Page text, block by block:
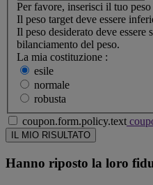
Per favore, inserisci il tuo
Il peso target deve essere
Il peso desiderato deve essere
bilanciamento del peso.
La mia costituzione :
esile
normale
robusta
coupon.form.policy.text
Hanno riposto la loro